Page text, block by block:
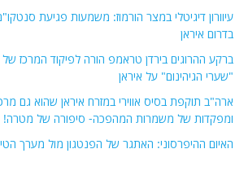
עיוורון דיגיטלי במצר הורמוז: משמעות פגיעת
בדרום איראן
ברקע ההרוגים בירדן טראמפ הורה לפיקוד המרכז
"שערי הגיהינום" על איראן
ארה"ב תוקפת בסיס אווירי במזרח איראן שהוא גם
ומפקדות של משמרות המהפכה- סיפורה של מטרה!
האיום ההיפרסוני: האתגר של הפנטגון מול מערך